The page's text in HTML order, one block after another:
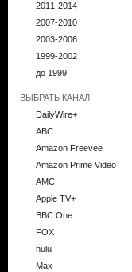
2011-2014
2007-2010
2003-2006
1999-2002
до 1999
ВЫБРАТЬ КАНАЛ:
DailyWire+
ABC
Amazon Freevee
Amazon Prime Video
AMC
Apple TV+
BBC One
FOX
hulu
Max